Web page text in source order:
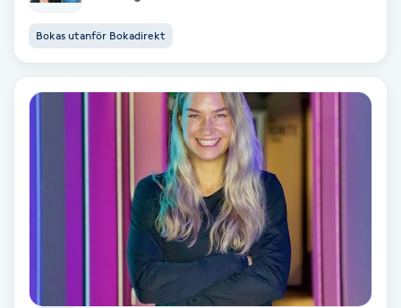
Powder brows
Power Yoga
PRP (Platelet Rich Plasma)
Bokas utanför Bokadirekt